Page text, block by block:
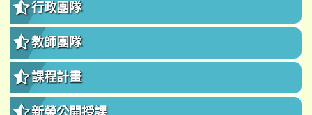
行政團隊
教師團隊
課程計畫